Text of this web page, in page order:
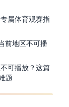
属体育观赛指
前地区不可播
可播放？这篇
题